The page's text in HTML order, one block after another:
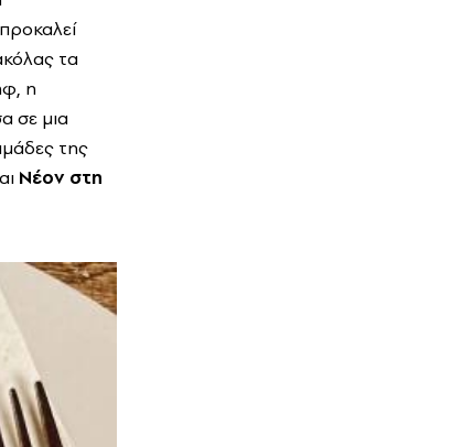
τα
η
σε μια
της
Νέον στη